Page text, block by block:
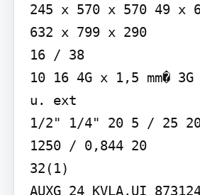
245 x 570 x 570 49 x
632 x 799 x 290
16 / 38
10 16 4G x 1,5 mm� 3G
u. ext
1/2" 1/4" 20 5 / 25 20
1250 / 0,844 20
32(1)
AUXG 24 KVLA.UI